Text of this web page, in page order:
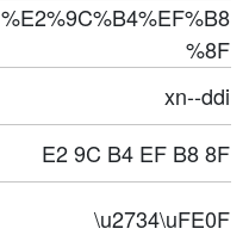
%E2%9C%B4%EF%B8
%8F
xn--ddi
E2 9C B4 EF B8 8F
\u2734\uFE0F